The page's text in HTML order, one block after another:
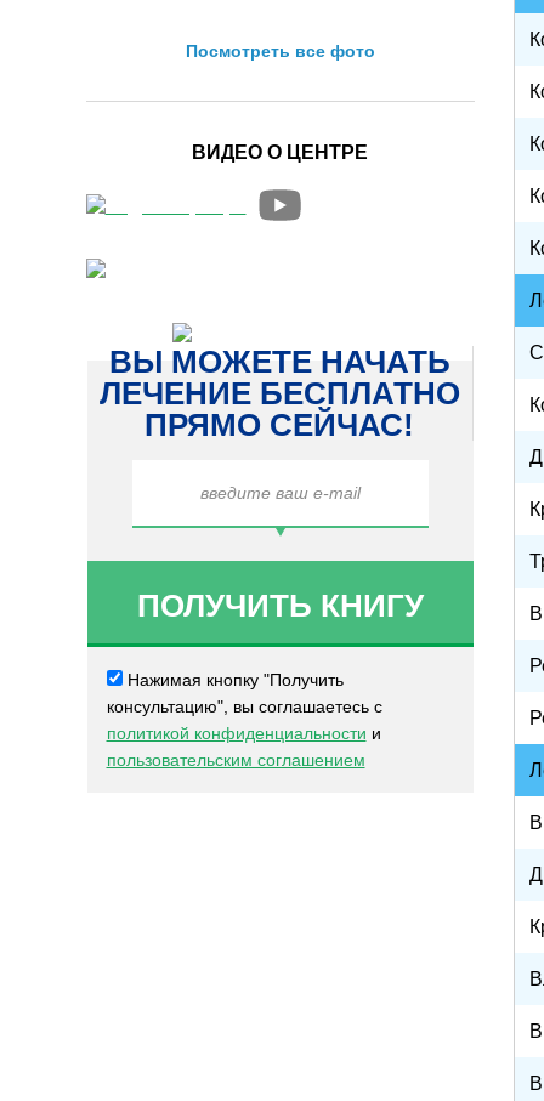
Методы
Условия поступления
Программа
Расчет стоимости
Посмотреть все фото
ВИДЕО О ЦЕНТРЕ
ВЫ МОЖЕТЕ НАЧАТЬ
ЛЕЧЕНИЕ БЕСПЛАТНО
ПРЯМО СЕЙЧАС!
Нажимая кнопку "Получить
консультацию", вы соглашаетесь с
политикой конфиденциальности и
пользовательским соглашением